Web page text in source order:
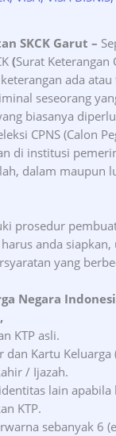
SKCK Garut–
(Surat Keterangan
ada
seseorang
biasanya
CPNS (Calon
di institusi
dalam maupun
prosedur
anda
yang
Negara
KTP asli.
dan Kartu Keluarga
/ Ijazah.
lain apabila
KTP.
sebanyak 6